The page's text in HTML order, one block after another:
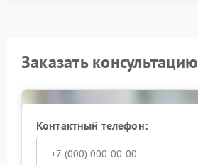
Заказать консультацию
Контактный телефон: